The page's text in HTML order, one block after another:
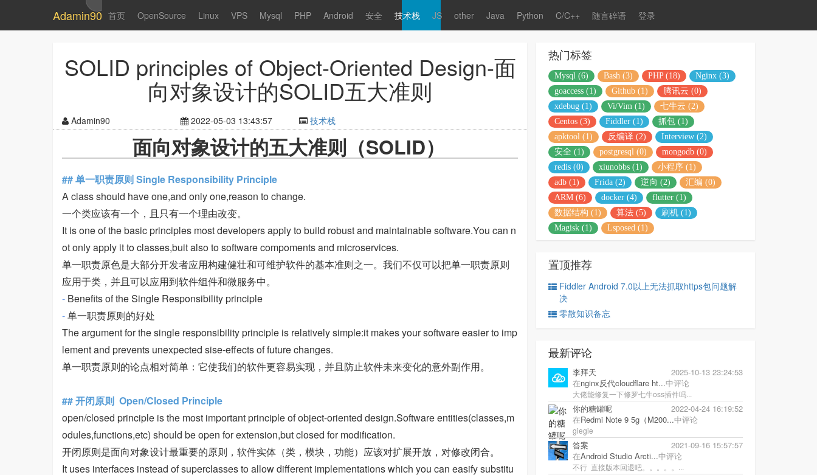
Adamin90 首页 OpenSource Linux VPS Mysql PHP Android 安全 技术栈 JS other Java Python C/C++ 随言碎语 登录
SOLID principles of Object-Oriented Design-面
向对象设计的SOLID五大准则
Adamin90 2022-05-03 13:43:57 技术栈
面向对象设计的五大准则（SOLID）
## 单一职责原则 Single Responsibility Principle
A class should have one,and only one,reason to change.
一个类应该有一个，且只有一个理由改变。
It is one of the basic principles most developers apply to build robust and maintainable software.You can n
ot only apply it to classes,buit also to software compoments and microservices.
单一职责原色是大部分开发者应用构建健壮和可维护软件的基本准则之一。我们不仅可以把单一职责原则
应用于类，并且可以应用到软件组件和微服务中。
- Benefits of the Single Responsibility principle
-单一职责原则的好处
The argument for the single responsibility principle is relatively simple:it makes your software easier to imp
lement and prevents unexpected sise-effects of future changes.
单一职责原则的论点相对简单：它使我们的软件更容易实现，并且防止软件未来变化的意外副作用。
## 开闭原则 Open/Closed Principle
open/closed principle is the most important principle of object-oriented design.Software entities(classes,m
odules,functions,etc) should be open for extension,but closed for modification.
开闭原则是面向对象设计最重要的原则，软件实体（类，模块，功能）应该对扩展开放，对修改闭合。
It uses interfaces instead of superclasses to allow different implementations which you can easify substitu
热门标签
Mysql (6) Bash (3) PHP (18)
Nginx (3)
goaccess (1)
Github (1)
腾讯云 (0)
xdebug (1)
Vi/Vim (1)
七牛云 (2)
Centos (3)
Fiddler (1)
抓包 (1)
apktool (1)
反编译 (2)
Interview (2)
安全 (1)
postgresql (0)
mongodb (0)
redis (0)
xiunobbs (1)
小程序 (1)
adb (1)
Frida (2) 逆向 (2)
汇编 (0)
ARM (6)
docker (4)
flutter (1)
数据结构 (1)
算法 (5)
刷机 (1)
Magisk (1)
Lsposed (1)
置顶推荐
Fiddler Android 7.0以上无法抓取https包问题解
决
零散知识备忘
最新评论
李拜天
2025-10-13 23:24:53
在nginx反代cloudflare ht...中评论
大佬能修复一下修罗七牛oss插件吗...
你的糖罐呢
2022-04-24 16:19:52
在Redmi Note 9 5g（M200...中评论
giegie
答案
2021-09-16 15:57:57
在Android Studio Arcti...中评论
不行 直接版本回退吧。。。。。...